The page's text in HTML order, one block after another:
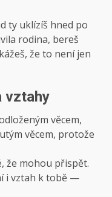
ty uklízíš hned po
rodina, bereš
že to není jen
vztahy
věcem,
věcem, protože
že mohou přispět.
i vztah k tobě —